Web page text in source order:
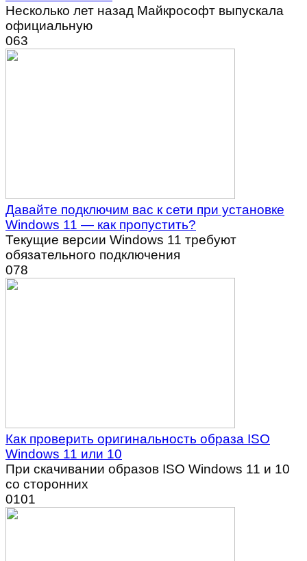
Несколько лет назад Майкрософт выпускала
официальную
063
Давайте подключим вас к сети при установке
Windows 11 — как пропустить?
Текущие версии Windows 11 требуют
обязательного подключения
078
Как проверить оригинальность образа ISO
Windows 11 или 10
При скачивании образов ISO Windows 11 и 10
со сторонних
0101